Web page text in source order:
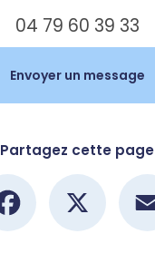
04 79 60 39 33
Envoyer un message
Partagez cette page
Facebook